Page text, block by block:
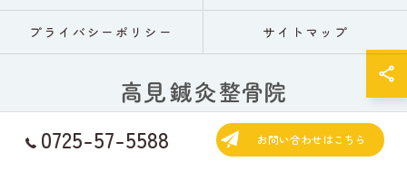
0725-57-5588 お問い合わせはこちら
プライバシーポリシー サイトマップ
© 2026 大阪の鍼灸なら高見鍼灸整骨院 ALL RIGHTS RESERVED.